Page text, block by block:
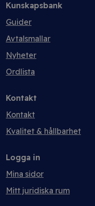
Kunskapsbank
Guider
Avtalsmallar
Nyheter
Ordlista
Kontakt
Kontakt
Kvalitet & hållbarhet
Logga in
Mina sidor
Mitt juridiska rum